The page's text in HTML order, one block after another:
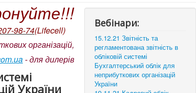
98-74(Lifecell)
організацій,
-для дилерів
України
Вебінари:
15.12.21 Звітність та
регламентована звітність в
обліковій системі
Бухгалтерський облік для
неприбуткових організацій
України